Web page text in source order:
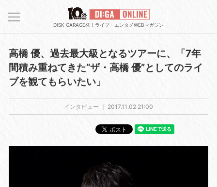
DISK GARAGE発！ライブ・エンタメWEBマガジン
高橋 優、過去最大級となるツアーに、「7年
間積み重ねてきた“ザ・高橋 優”としてのライ
ブを観てもらいたい」
インタビュー ｜ 2017.11.02 21:00